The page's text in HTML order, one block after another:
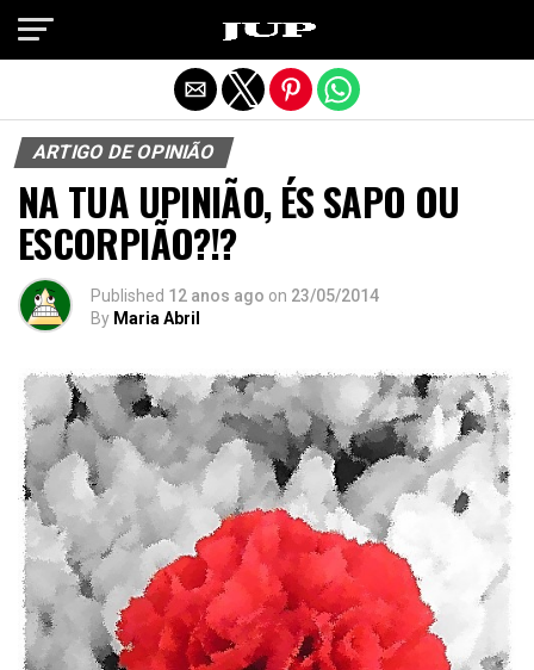
ARTIGO DE OPINIÃO
NA TUA UPINIÃO, ÉS SAPO OU
ESCORPIÃO?!?
Published 12 anos ago on 23/05/2014
By Maria Abril
Exit mobile version